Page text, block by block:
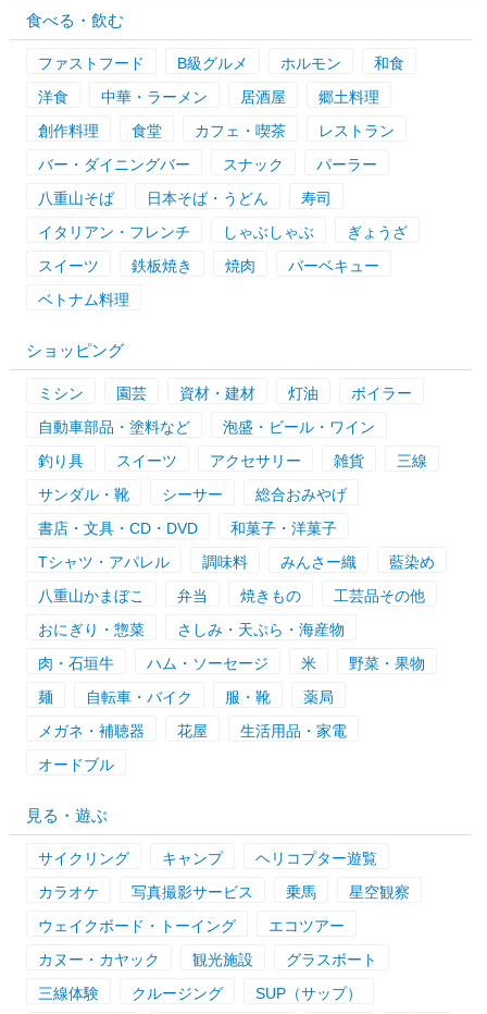
食べる・飲む
ファストフード B級グルメ ホルモン
和食
洋食
中華・ラーメン 居酒屋
郷土料理
創作料理
食堂 カフェ・喫茶
レストラン
バー・ダイニングバー
スナック
パーラー
八重山そば
日本そば・うどん
寿司
イタリアン・フレンチ
しゃぶしゃぶ
ぎょうざ
スイーツ
鉄板焼き 焼肉
バーベキュー
ベトナム料理
ショッピング
ミシン 園芸 資材・建材 灯油
ボイラー
自動車部品・塗料など
泡盛・ビール・ワイン
釣り具
スイーツ アクセサリー 雑貨
三線
サンダル・靴
シーサー
総合おみやげ
書店・文具・CD・DVD
和菓子・洋菓子
Tシャツ・アパレル
調味料 みんさー織
藍染め
八重山かまぼこ
弁当 焼きもの
工芸品その他
おにぎり・惣菜
さしみ・天ぷら・海産物
肉・石垣牛
ハム・ソーセージ 米
野菜・果物
麺
自転車・バイク 服・靴
薬局
メガネ・補聴器
花屋
生活用品・家電
オードブル
見る・遊ぶ
サイクリング キャンプ
ヘリコプター遊覧
カラオケ
写真撮影サービス 乗馬
星空観察
ウェイクボード・トーイング
エコツアー
カヌー・カヤック
観光施設
グラスボート
三線体験
クルージング
SUP（サップ）